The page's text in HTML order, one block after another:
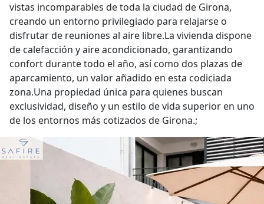
vistas incomparables de toda la ciudad de Girona,
creando un entorno privilegiado para relajarse o
disfrutar de reuniones al aire libre.La vivienda dispone
de calefacción y aire acondicionado, garantizando
confort durante todo el año, así como dos plazas de
aparcamiento, un valor añadido en esta codiciada
zona.Una propiedad única para quienes buscan
exclusividad, diseño y un estilo de vida superior en uno
de los entornos más cotizados de Girona.;